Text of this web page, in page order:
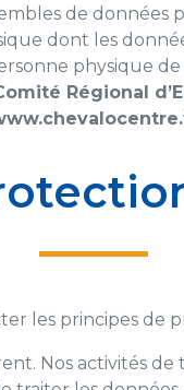
de données
dont les
physique de
Régional
les principes de
Nos activités